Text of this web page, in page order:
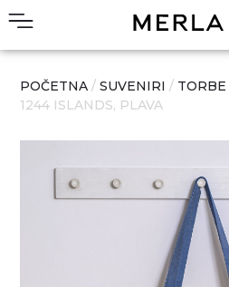
POČETNA /SUVENIRI / TORBE
1244 ISLANDS, PLAVA